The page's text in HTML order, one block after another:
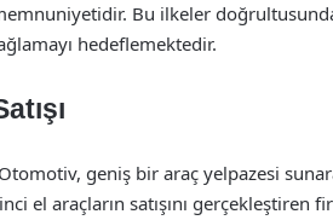
Bu ilkeler
hedeflemektedir.
geniş bir araç yelpazesi
el araçların satışını